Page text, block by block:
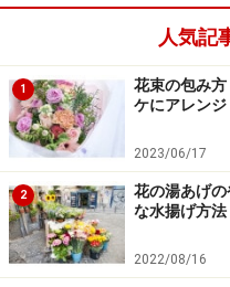
人気記
1
花束の包み
ケにアレンジ
2023/06/17
2
花の湯あげ
な水揚げ方法
2022/08/16